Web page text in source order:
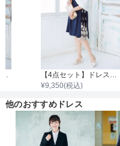
【4点セット】ドレス＆羽織・バッグ・ネックレス
【4点セット】ドレス＆羽織・バッグ・ネックレス
¥9,350(税込)
他のおすすめドレス